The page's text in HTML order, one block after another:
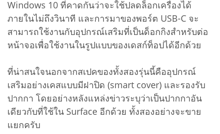
Windows 10 ที่คาดกันว่าจะใช้ปลดล็อกเครื่องได้
ภายในไม่ถึงวินาที และการมาของพอร์ต USB-C จะ
สามารถใช้งานกับอุปกรณ์เสริมที่เป็นด็อกกิงสำหรับต่อ
หน้าจอเพื่อใช้งานในรูปแบบของเดสก์ท็อปได้อีกด้วย
ที่น่าสนใจนอกจากสเปคของทั้งสองรุ่นนี้คืออุปกรณ์
เสริมอย่างเคสแบบมีฝาปิด (smart cover) และรองรับ
ปากกา โดยอย่างหลังแหล่งข่าวระบุว่าเป็นปากกาอัน
เดียวกับที่ใช้ใน Surface อีกด้วย ทั้งสองอย่างจะขาย
แยกครับ